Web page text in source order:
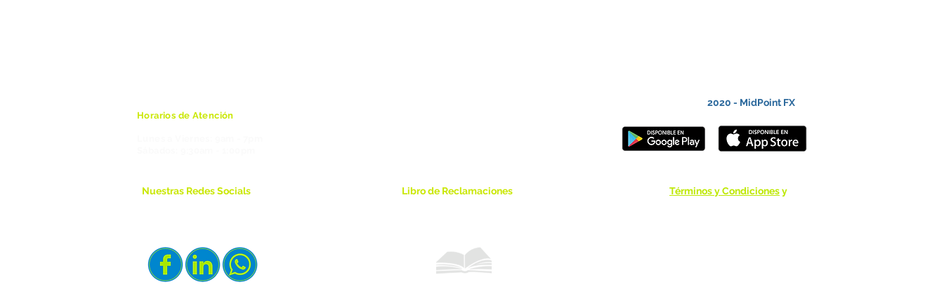
Horarios de Atención
2020 - MidPoint FX
Nuestras Redes Socials Libro de Reclamaciones Términos y Condicionesy